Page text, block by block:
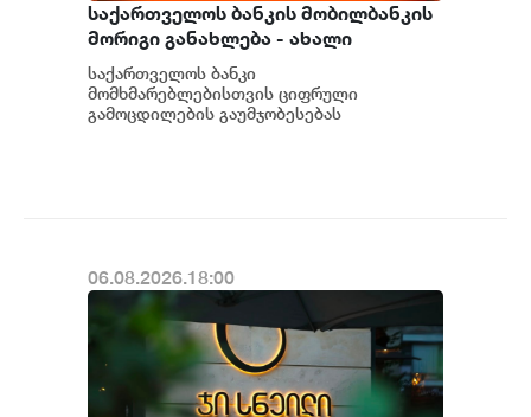
საქართველოს ბანკის მობილბანკის
მორიგი განახლება - ახალი
შესაძლებლობები
მომხმარებლებისთვის
საქართველოს ბანკი
მომხმარებლებისთვის ციფრული
გამოცდილების გაუმჯობესებას
06.08.2026.18:00